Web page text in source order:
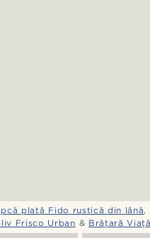
plată Fido rustică din lână,
Frisco Urban & Brățară